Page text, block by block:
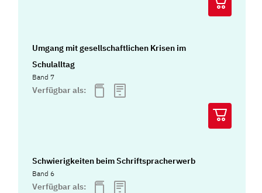
Umgang mit gesellschaftlichen Krisen im
Schulalltag
Band 7
Verfügbar als:
Schwierigkeiten beim Schriftspracherwerb
Band 6
Verfügbar als: